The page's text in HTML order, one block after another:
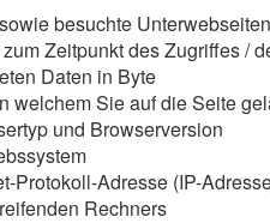
besuchte Unterwebseiten
Zeitpunkt des Zugriffes /
Daten in Byte
welchem Sie auf die Seite
und Browserversion
Protokoll-Adresse (IP-
Rechners